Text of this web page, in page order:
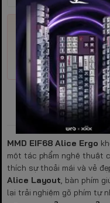
Mã giảm giá
Nhập
môn
Trải
MMD EIF68 Alice Ergo
một tác phẩm nghệ thuật
thích sự thoải mái và vẻ
Alice Layout, bàn phím
lại trải nghiệm gõ phím tự